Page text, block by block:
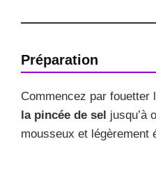
Préparation
Commencez par fouetter
la pincée de sel jusqu’à
mousseux et légèrement